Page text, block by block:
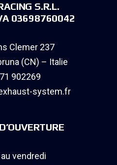
S.R.L.
03698760042
Clemer 237
(CN) – Italie
902269
system.fr
vendredi